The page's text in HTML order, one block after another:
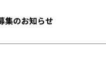
集のお知らせ